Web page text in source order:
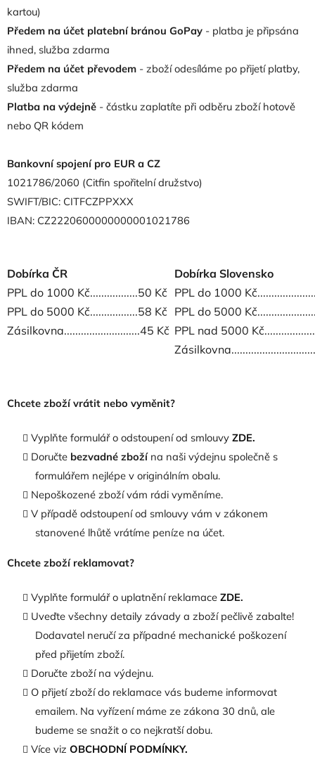
kartou)
Předem na účet platební bránou GoPay - platba je připsána
ihned, služba zdarma
Předem na účet převodem - zboží odesíláme po přijetí platby,
služba zdarma
Platba na výdejně - částku zaplatíte při odběru zboží hotově
nebo QR kódem
Bankovní spojení pro EUR a CZ
1021786/2060 (Citfin spořitelní družstvo)
SWIFT/BIC: CITFCZPPXXX
IBAN: CZ2220600000000001021786
Dobírka ČR
Dobírka Slovensko
PPL do 1000 Kč.................50 Kč PPL do 1000
PPL do 5000 Kč.................58 Kč PPL do 5000
Zásilkovna...........................45 Kč PPL nad 5000
Chcete zboží vrátit nebo vyměnit?
Vyplňte formulář o odstoupení od smlouvy ZDE.
Doručte bezvadné zbožína naši výdejnu společně s
formulářem nejlépe v originálním obalu.
Nepoškozené zboží vám rádi vyměníme.
V případě odstoupení od smlouvy vám v zákonem
stanovené lhůtě vrátíme peníze na účet.
Chcete zboží reklamovat?
Vyplňte formulář o uplatnění reklamace ZDE.
Uveďte všechny detaily závady a zboží pečlivě zabalte!
Dodavatel neručí za případné mechanické poškození
před přijetím zboží.
Doručte zboží na výdejnu.
O přijetí zboží do reklamace vás budeme informovat
emailem. Na vyřízení máme ze zákona 30 dnů, ale
budeme se snažit o co nejkratší dobu.
Více viz OBCHODNÍ PODMÍNKY.